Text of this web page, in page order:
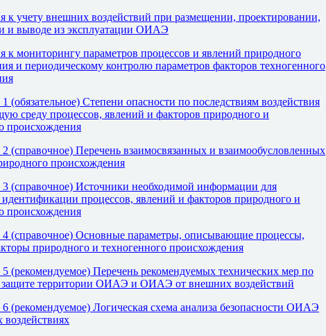
к учету внешних воздействий при размещении, проектировании,
и выводе из эксплуатации ОИАЭ
к мониторингу параметров процессов и явлений природного
и периодическому контролю параметров факторов техногенного
(обязательное) Степени опасности по последствиям воздействия
среду процессов, явлений и факторов природного и
происхождения
(справочное) Перечень взаимосвязанных и взаимообусловленных
происхождения
(справочное) Источники необходимой информации для
процессов, явлений и факторов природного и
происхождения
(справочное) Основные параметры, описывающие процессы,
природного и техногенного происхождения
(рекомендуемое) Перечень рекомендуемых технических мер по
территории ОИАЭ и ОИАЭ от внешних воздействий
(рекомендуемое) Логическая схема анализа безопасности ОИАЭ